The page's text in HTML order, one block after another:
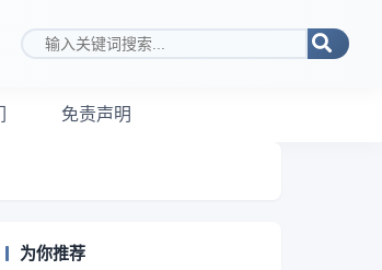
搜索关键词
免责声明
为你推荐